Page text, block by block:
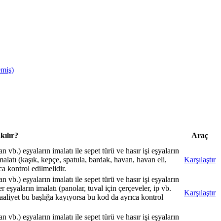
Araç
vb.) eşyaların imalatı ile sepet türü ve hasır işi eşyaların
(kaşık, kepçe, spatula, bardak, havan, havan eli,
kontrol edilmelidir.
Karşılaştır
vb.) eşyaların imalatı ile sepet türü ve hasır işi eşyaların
eşyaların imalatı (panolar, tuval için çerçeveler, ip vb.
bu başlığa kayıyorsa bu kod da ayrıca kontrol
Karşılaştır
vb.) eşyaların imalatı ile sepet türü ve hasır işi eşyaların